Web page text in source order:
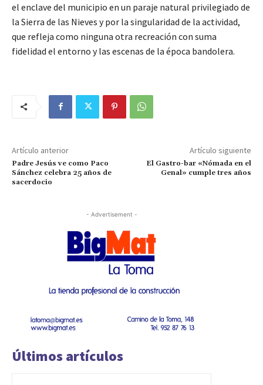
el enclave del municipio en un paraje natural privilegiado de
la Sierra de las Nieves y por la singularidad de la actividad,
que refleja como ninguna otra recreación con suma
fidelidad el entorno y las escenas de la época bandolera.
Artículo anterior
Padre Jesús ve como Paco
Sánchez celebra 25 años de
sacerdocio
Artículo siguiente
El Gastro-bar «Nómada en el
Genal» cumple tres años
- Advertisement -
Últimos artículos